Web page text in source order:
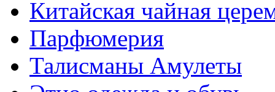
Китайская чайная
Парфюмерия
Талисманы Амулеты